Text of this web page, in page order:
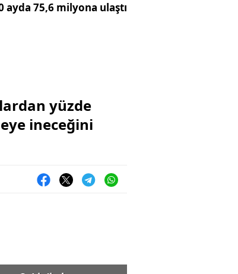
ayda 75,6 milyona ulaştı
yüzde
ineceğini